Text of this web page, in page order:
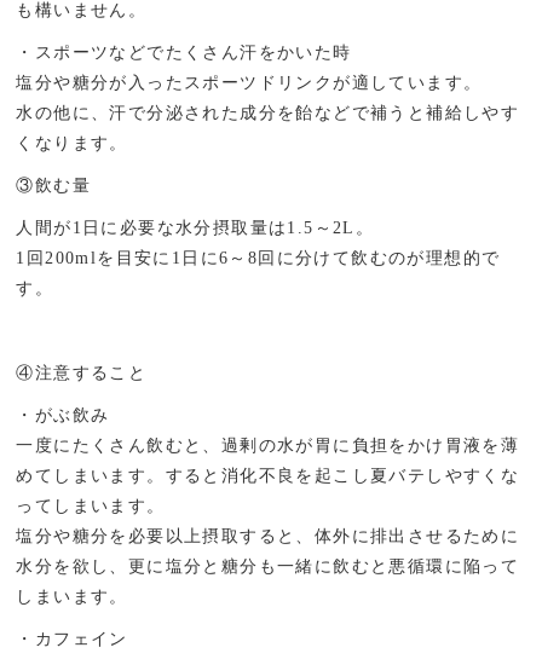
も構いません。
・スポーツなどでたくさん汗をかいた時
塩分や糖分が入ったスポーツドリンクが適しています。
水の他に、汗で分泌された成分を飴などで補うと補給しやす
くなります。
③飲む量
人間が1日に必要な水分摂取量は1.5～2L。
1回200mlを目安に1日に6～8回に分けて飲むのが理想的で
す。
④注意すること
・がぶ飲み
一度にたくさん飲むと、過剰の水が胃に負担をかけ胃液を薄
めてしまいます。すると消化不良を起こし夏バテしやすくな
ってしまいます。
塩分や糖分を必要以上摂取すると、体外に排出させるために
水分を欲し、更に塩分と糖分も一緒に飲むと悪循環に陥って
しまいます。
・カフェイン